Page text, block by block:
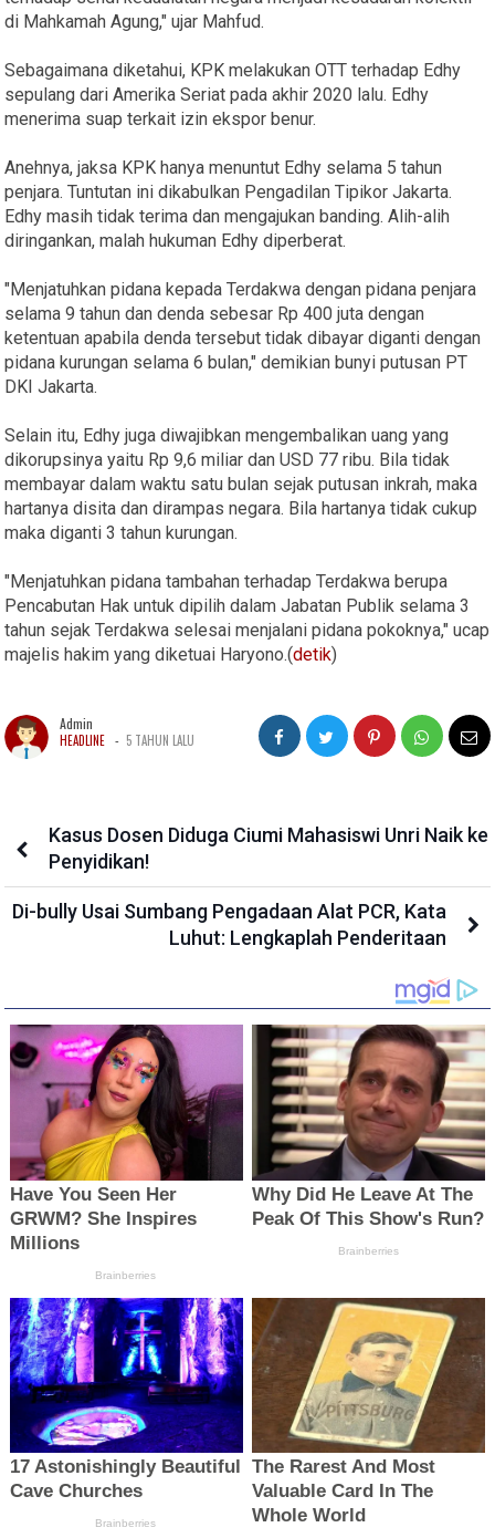
di Mahkamah Agung," ujar Mahfud.
Sebagaimana diketahui, KPK melakukan OTT terhadap Edhy
sepulang dari Amerika Seriat pada akhir 2020 lalu. Edhy
menerima suap terkait izin ekspor benur.
Anehnya, jaksa KPK hanya menuntut Edhy selama 5 tahun
penjara. Tuntutan ini dikabulkan Pengadilan Tipikor Jakarta.
Edhy masih tidak terima dan mengajukan banding. Alih-alih
diringankan, malah hukuman Edhy diperberat.
"Menjatuhkan pidana kepada Terdakwa dengan pidana penjara
selama 9 tahun dan denda sebesar Rp 400 juta dengan
ketentuan apabila denda tersebut tidak dibayar diganti dengan
pidana kurungan selama 6 bulan," demikian bunyi putusan PT
DKI Jakarta.
Selain itu, Edhy juga diwajibkan mengembalikan uang yang
dikorupsinya yaitu Rp 9,6 miliar dan USD 77 ribu. Bila tidak
membayar dalam waktu satu bulan sejak putusan inkrah, maka
hartanya disita dan dirampas negara. Bila hartanya tidak cukup
maka diganti 3 tahun kurungan.
"Menjatuhkan pidana tambahan terhadap Terdakwa berupa
Pencabutan Hak untuk dipilih dalam Jabatan Publik selama 3
tahun sejak Terdakwa selesai menjalani pidana pokoknya," ucap
majelis hakim yang diketuai Haryono.(detik)
Admin
HEADLINE - 5 TAHUN LALU
Kasus Dosen Diduga Ciumi Mahasiswi Unri Naik ke
Penyidikan!
Di-bully Usai Sumbang Pengadaan Alat PCR, Kata
Luhut: Lengkaplah Penderitaan